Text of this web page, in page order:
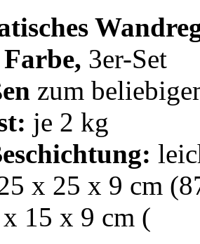
3er-Set
zum
je 2 kg
x 25 x 9 cm
15 x 9 cm (